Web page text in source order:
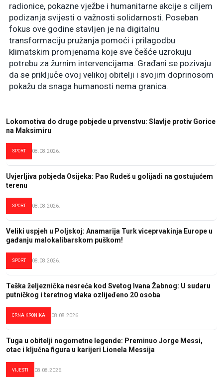
radionice, pokazne vježbe i humanitarne akcije s ciljem
podizanja svijesti o važnosti solidarnosti. Poseban
fokus ove godine stavljen je na digitalnu
transformaciju pružanja pomoći i prilagodbu
klimatskim promjenama koje sve češće uzrokuju
potrebu za žurnim intervencijama. Građani se pozivaju
da se priključe ovoj velikoj obitelji i svojim doprinosom
pokažu da snaga humanosti nema granica.
Lokomotiva do druge pobjede u prvenstvu: Slavlje protiv Gorice
na Maksimiru
SPORT 08.08.2026.
Uvjerljiva pobjeda Osijeka: Pao Rudeš u golijadi na gostujućem
terenu
SPORT 08.08.2026.
Veliki uspjeh u Poljskoj: Anamarija Turk viceprvakinja Europe u
gađanju malokalibarskom puškom!
SPORT 08.08.2026.
Teška željeznička nesreća kod Svetog Ivana Žabnog: U sudaru
putničkog i teretnog vlaka ozlijeđeno 20 osoba
CRNA KRONIKA 08.08.2026.
Tuga u obitelji nogometne legende: Preminuo Jorge Messi,
otac i ključna figura u karijeri Lionela Messija
VIJESTI 08.08.2026.